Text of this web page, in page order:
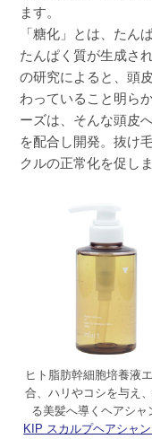
髪にハリが出た
使用をするのが
ます。
「糖化」とは、たん
たんぱく質が生成さ
の研究によると、頭
わっていること明ら
ーズは、そんな頭皮
を配合し開発。抜け
クルの正常化を促しま
ヒト脂肪幹細胞培養液
合、ハリやコシを与え
る美髪へ導くヘアシャ
KIP スカルプヘアシャ